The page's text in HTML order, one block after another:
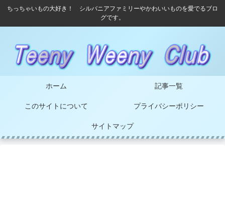
ちっちゃいもの大好き！ シルバニアファミリーやかわいいものを愛でるブロ
グです。
ホーム 記事一覧
このサイトについて プライバシーポリシー
サイトマップ